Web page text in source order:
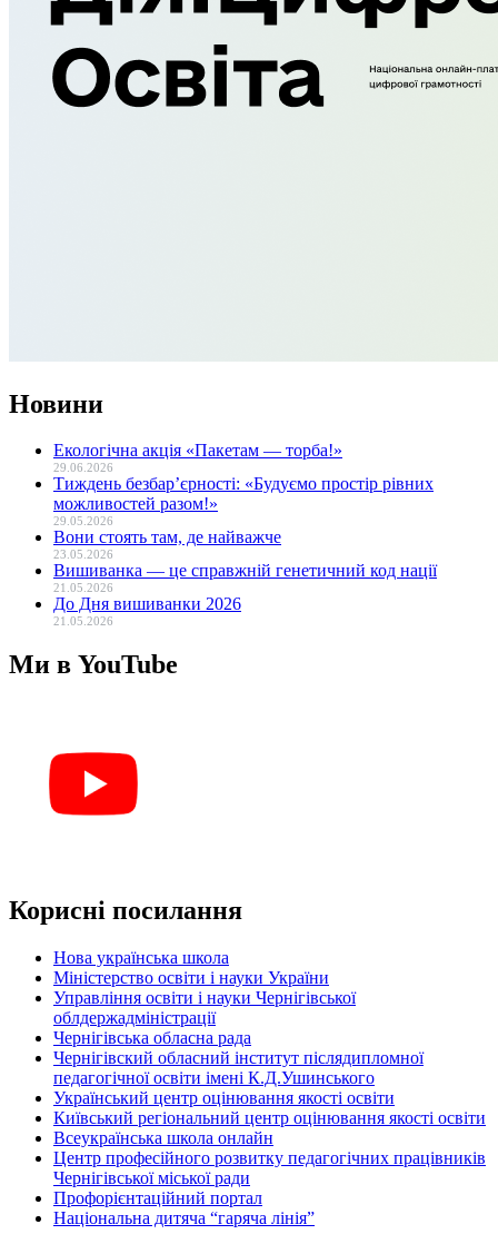
Новини
Екологічна акція «Пакетам — торба!»
29.06.2026
Тиждень безбар’єрності: «Будуємо простір рівних
можливостей разом!»
29.05.2026
Вони стоять там, де найважче
23.05.2026
Вишиванка — це справжній генетичний код нації
21.05.2026
До Дня вишиванки 2026
21.05.2026
Ми в YouTube
Корисні посилання
Нова українська школа
Міністерство освіти і науки України
Управління освіти і науки Чернігівської
облдержадміністрації
Чернігівська обласна рада
Чернігівский обласний інститут післядипломної
педагогічної освіти імені К.Д.Ушинського
Український центр оцінювання якості освіти
Київський регіональний центр оцінювання якості освіти
Всеукраїнська школа онлайн
Центр професійного розвитку педагогічних працівників
Чернігівської міської ради
Профорієнтаційний портал
Національна дитяча “гаряча лінія”